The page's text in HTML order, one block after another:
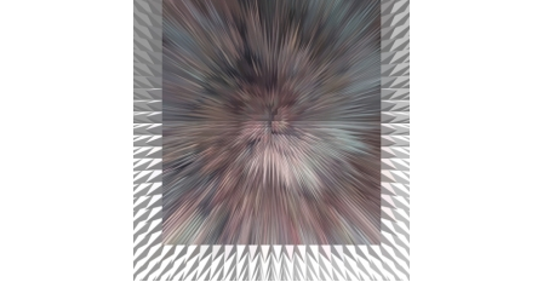
02.03.2023
«"Большой взрыв" ГЛОБАЛИЗАЦИИ мет»
Серия "Цифра - основа глобализации"
Подпись на картине: нет, возможно поста...
ВетВиктор